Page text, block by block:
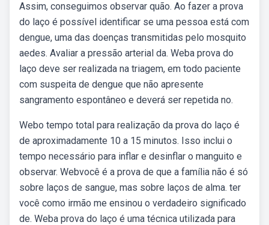
Assim, conseguimos observar quão. Ao fazer a prova
do laço é possível identificar se uma pessoa está com
dengue, uma das doenças transmitidas pelo mosquito
aedes. Avaliar a pressão arterial da. Weba prova do
laço deve ser realizada na triagem, em todo paciente
com suspeita de dengue que não apresente
sangramento espontâneo e deverá ser repetida no.
Webo tempo total para realização da prova do laço é
de aproximadamente 10 a 15 minutos. Isso inclui o
tempo necessário para inflar e desinflar o manguito e
observar. Webvocê é a prova de que a família não é só
sobre laços de sangue, mas sobre laços de alma. ter
você como irmão me ensinou o verdadeiro significado
de. Weba prova do laço é uma técnica utilizada para